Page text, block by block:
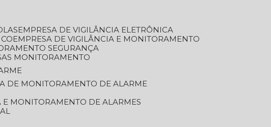
EMPRESA DE VIGILÂNCIA ELETRÔNICA
EMPRESA DE VIGILÂNCIA E MONITORAMENTO
SEGURANÇA
MONITORAMENTO
DE MONITORAMENTO DE ALARME
E MONITORAMENTO DE ALARMES